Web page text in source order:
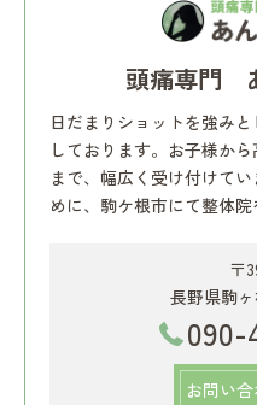
頭痛専門
日だまりショットを強み
しております。お子様か
まで、幅広く受け付けて
めに、駒ケ根市にて整体院
〒
長野県駒
090-
お問い